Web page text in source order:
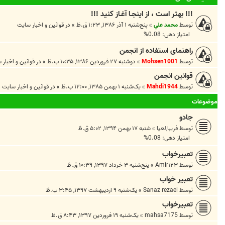
!!! بهتر است ، از اينجـا آغـاز کنيد !!!
توسطمحمد علي »پنج‌شنبه ۱ آذر ۱۳۸۶, ۱:۲۳ ق.ظ » در قوانين و اخبار سايت
امتیاز دهی: 0.08%
راهنمای استفاده از انجمن
توسط Mohsen1001
» دوشنبه ۲۷ فروردین ۱۳۸۶, ۱۰:۳۵ ب.ظ » در قوانين و
قوانین انجمن
توسطMahdi1944
»یک‌شنبه ۱ بهمن ۱۳۸۵, ۱۲:۰۰ ب.ظ » در قوانين و اخبار سايت
موضوعات
جادو
توسطفریبا,لعیا »شنبه ۱۷ بهمن ۱۳۹۴, ۵:۰۲ ق.ظ
امتیاز دهی: 0.08%
تعبیرخواب
توسطAmir۱۲۳ »پنج‌شنبه ۳ خرداد ۱۳۹۷, ۱۰:۳۹ ق.ظ
تعبیر خواب
توسط Sanaz rezaei
»یک‌شنبه ۹ اردیبهشت ۱۳۹۷, ۳:۴۵ ب.ظ
تعبیرخواب
توسطmahsa7175
»یک‌شنبه ۱۹ فروردین ۱۳۹۷, ۸:۴۳ ق.ظ